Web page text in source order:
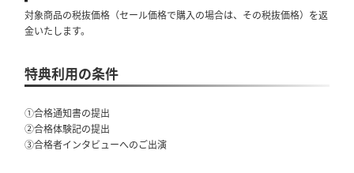
対象商品の税抜価格（セール価格で購入の場合は、その税抜価格）を返
金いたします。
特典利用の条件
①合格通知書の提出
②合格体験記の提出
③合格者インタビューへのご出演